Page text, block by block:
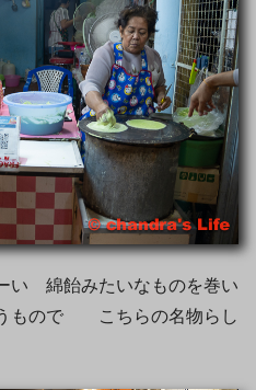
綿飴みたいなものを巻い
もので こちらの名物らし